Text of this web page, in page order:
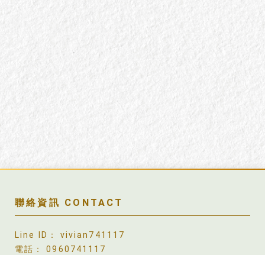
vivian741117
0960741117